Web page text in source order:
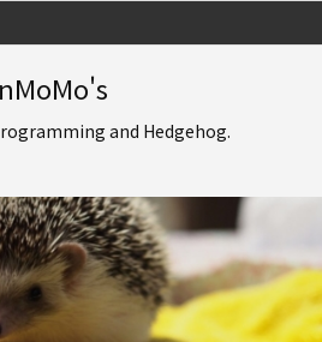
nMoMo's
and Hedgehog.